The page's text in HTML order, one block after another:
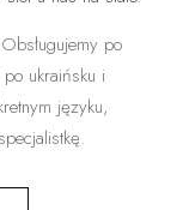
po
ukraińsku i
języku,